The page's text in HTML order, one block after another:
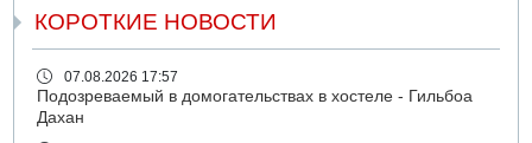
КОРОТКИЕ НОВОСТИ
07.08.2026 17:57
Подозреваемый в домогательствах в хостеле - Гильбоа
Дахан